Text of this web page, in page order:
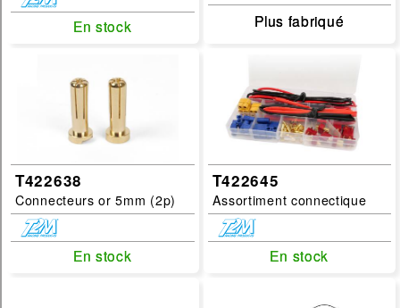
En stock
En stock Plus fabriqué
Plus fabriqué
T422638
Connecteurs or 5mm (2p)
En stock
En stock
T422645
Assortiment connectique
En stock
En stock